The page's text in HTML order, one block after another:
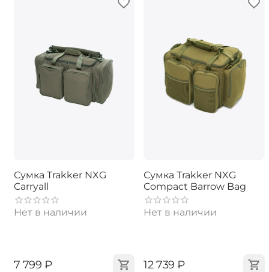
Сумка Trakker NXG
Carryall
Нет в наличии
‍7 799‍ ₽
Сумка Trakker NXG
Compact Barrow Bag
Нет в наличии
‍12 739‍ ₽